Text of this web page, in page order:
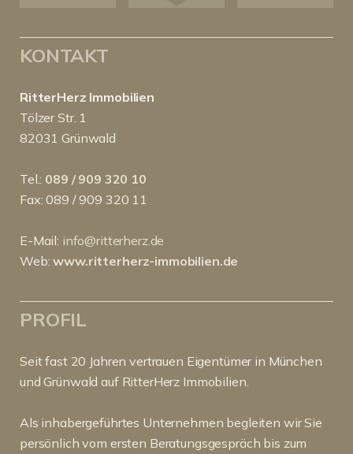
KONTAKT
RitterHerz Immobilien
Tölzer Str. 1
82031 Grünwald
Tel.: 089 / 909 320 10
Fax: 089 / 909 320 11
E-Mail: info@ritterherz.de
Web:www.ritterherz-immobilien.de
PROFIL
Seit fast 20 Jahren vertrauen Eigentümer in München
und Grünwald auf RitterHerz Immobilien.
Als inhabergeführtes Unternehmen begleiten wir Sie
persönlich vom ersten Beratungsgespräch bis zum